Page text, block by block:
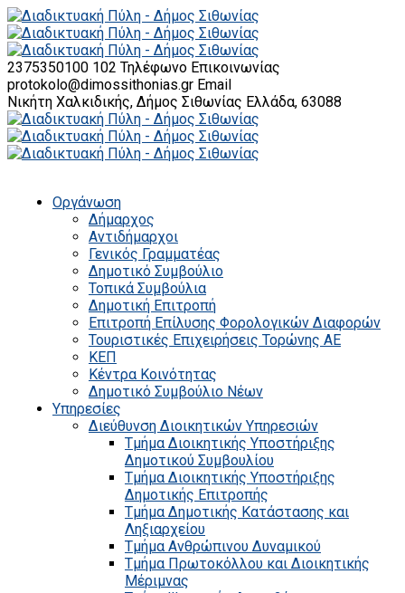
2375350100 102 Τηλέφωνο Επικοινωνίας
protokolo@dimossithonias.gr Email
Νικήτη Χαλκιδικής, Δήμος Σιθωνίας Ελλάδα, 63088
Οργάνωση
Δήμαρχος
Αντιδήμαρχοι
Γενικός Γραμματέας
Δημοτικό Συμβούλιο
Τοπικά Συμβούλια
Δημοτική Επιτροπή
Επιτροπή Επίλυσης Φορολογικών Διαφορών
Τουριστικές Επιχειρήσεις Τορώνης ΑΕ
ΚΕΠ
Κέντρα Κοινότητας
Δημοτικό Συμβούλιο Νέων
Υπηρεσίες
Διεύθυνση Διοικητικών Υπηρεσιών
Τμήμα Διοικητικής Υποστήριξης
Δημοτικού Συμβουλίου
Τμήμα Διοικητικής Υποστήριξης
Δημοτικής Επιτροπής
Τμήμα Δημοτικής Κατάστασης και
Ληξιαρχείου
Τμήμα Ανθρώπινου Δυναμικού
Τμήμα Πρωτοκόλλου και Διοικητικής
Μέριμνας